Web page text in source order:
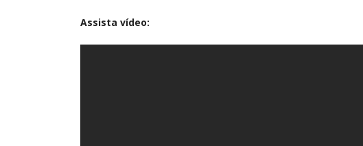
Assista vídeo: